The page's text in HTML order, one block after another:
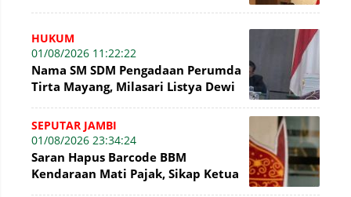
HUKUM
01/08/2026 11:22:22
Nama SM SDM Pengadaan Perumda
Tirta Mayang, Milasari Listya Dewi
SEPUTAR JAMBI
01/08/2026 23:34:24
Saran Hapus Barcode BBM
Kendaraan Mati Pajak, Sikap Ketua